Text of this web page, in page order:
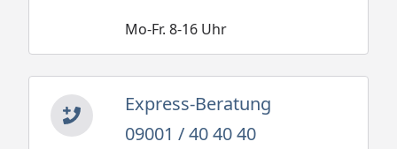
Mo-Fr. 8-16 Uhr
Express-Beratung
09001 / 40 40 40